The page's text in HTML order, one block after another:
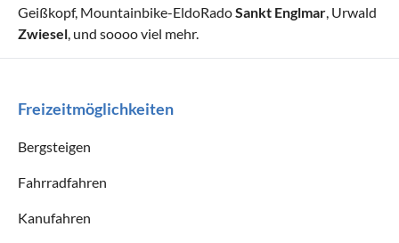
Geißkopf, Mountainbike-EldoRadoSankt Englmar , Urwald
Zwiesel , und soooo viel mehr.
Freizeitmöglichkeiten
Bergsteigen
Fahrradfahren
Kanufahren